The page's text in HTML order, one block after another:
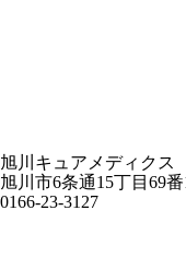
旭川キュアメディクス
旭川市6条通15丁目69
0166-23-3127